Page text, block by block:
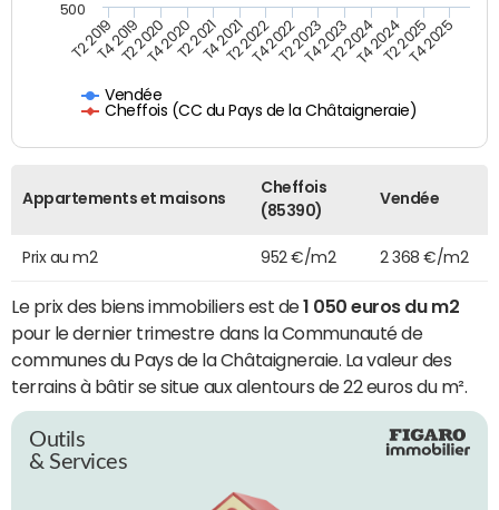
Vendée
Cheffois (CC du Pays de la Châtaigneraie)
T2 2019T4 2019T2 2020T4 2020T2 2021T4 2021T2 2022T4 2022T2 2023T4 2023T2 2024T4 2024T2 2025T4 2025
500
Appartements et maisons
Cheffois
(85390)
Vendée
Prix au m2 952 €/m2 2 368 €/m2
Le prix des biens immobiliers est de1 050 euros du m2
pour le dernier trimestre dans la Communauté de
communes du Pays de la Châtaigneraie. La valeur des
terrains à bâtir se situe aux alentours de 22 euros du m².
Outils
& Services